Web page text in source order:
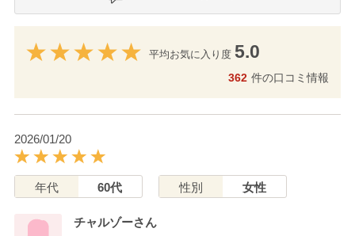
平均お気に入り度 5.0
362 件の口コミ情報
2026/01/20
年代 60代 性別 女性
チャルゾーさん